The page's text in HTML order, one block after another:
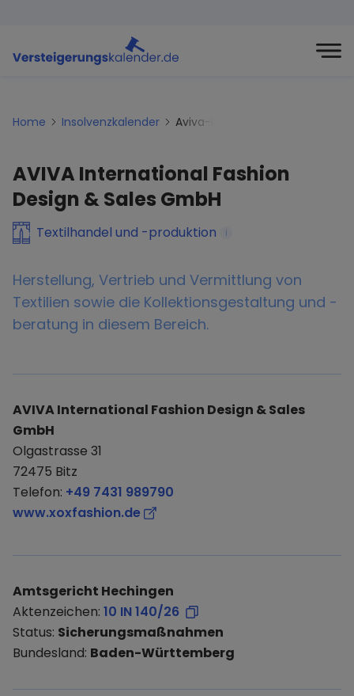
Home Insolvenzkalender Aviva-international-fashion-
AVIVA International Fashion
Design & Sales GmbH
Textilhandel und -produktion i
Herstellung, Vertrieb und Vermittlung von
Textilien sowie die Kollektionsgestaltung und -
beratung in diesem Bereich.
AVIVA International Fashion Design & Sales
GmbH
Olgastrasse 31
72475 Bitz
Telefon: +49 7431 989790
www.xoxfashion.de
Amtsgericht Hechingen
Aktenzeichen: 10 IN 140/26
Status: Sicherungsmaßnahmen
Bundesland: Baden-Württemberg